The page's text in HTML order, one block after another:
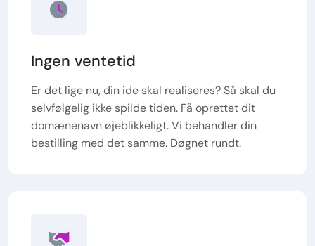
Ingen ventetid
Er det lige nu, din ide skal realiseres? Så skal du
selvfølgelig ikke spilde tiden. Få oprettet dit
domænenavn øjeblikkeligt. Vi behandler din
bestilling med det samme. Døgnet rundt.